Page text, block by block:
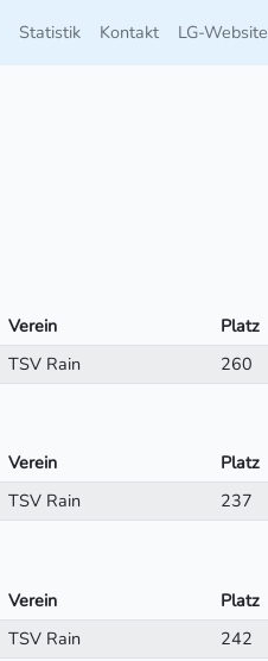
Statistik Kontakt LG-Website
Verein Platz
TSV Rain 260
Verein Platz
TSV Rain 237
Verein Platz
TSV Rain 242